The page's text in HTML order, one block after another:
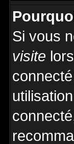
Si vous
visite